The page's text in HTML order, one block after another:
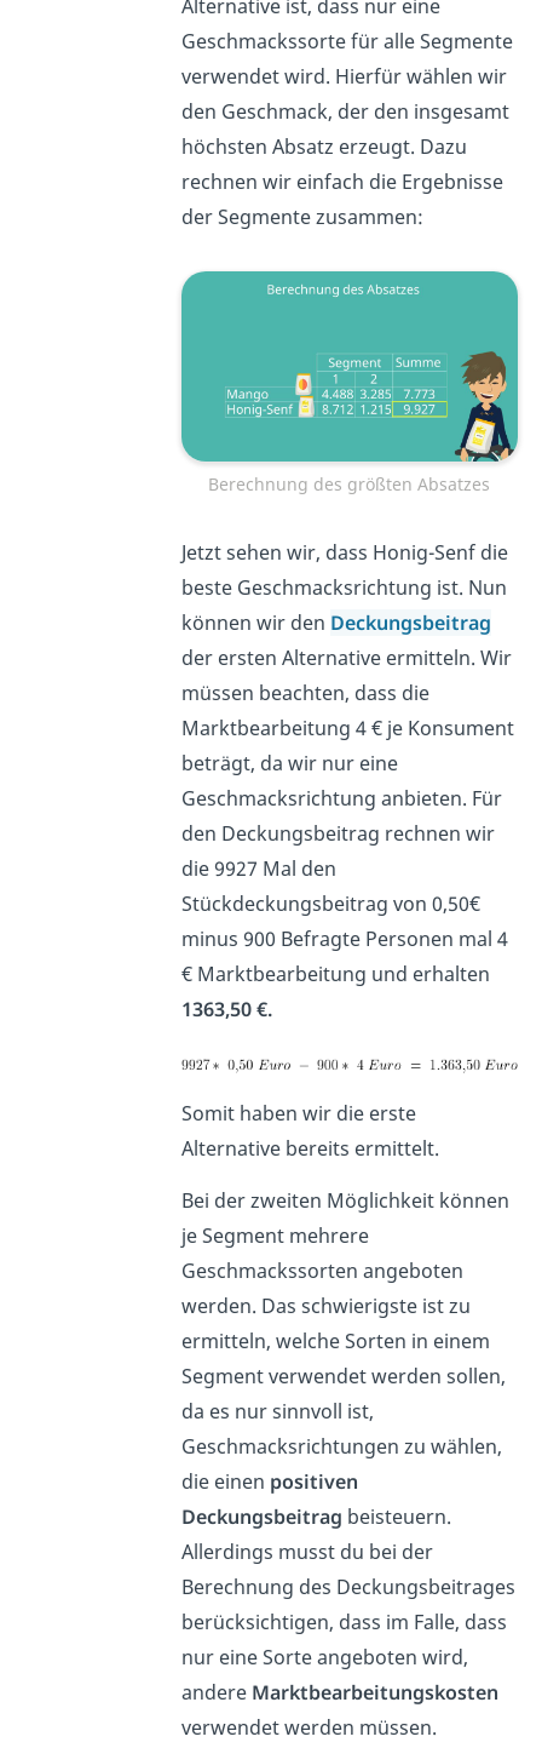
Alternative ist, dass nur eine
Geschmackssorte für alle Segmente
verwendet wird. Hierfür wählen wir
den Geschmack, der den insgesamt
höchsten Absatz erzeugt. Dazu
rechnen wir einfach die Ergebnisse
der Segmente zusammen:
Berechnung des größten Absatzes
Jetzt sehen wir, dass Honig-Senf die
beste Geschmacksrichtung ist. Nun
können wir den Deckungsbeitrag
der ersten Alternative ermitteln. Wir
müssen beachten, dass die
Marktbearbeitung 4 € je Konsument
beträgt, da wir nur eine
Geschmacksrichtung anbieten. Für
den Deckungsbeitrag rechnen wir
die 9927 Mal den
Stückdeckungsbeitrag von 0,50€
minus 900 Befragte Personen mal 4
€ Marktbearbeitung und erhalten
1363,50 €.
Somit haben wir die erste
Alternative bereits ermittelt.
Bei der zweiten Möglichkeit können
je Segment mehrere
Geschmackssorten angeboten
werden. Das schwierigste ist zu
ermitteln, welche Sorten in einem
Segment verwendet werden sollen,
da es nur sinnvoll ist,
Geschmacksrichtungen zu wählen,
die einen positiven
Deckungsbeitrag beisteuern.
Allerdings musst du bei der
Berechnung des Deckungsbeitrages
berücksichtigen, dass im Falle, dass
nur eine Sorte angeboten wird,
andere Marktbearbeitungskosten
verwendet werden müssen.